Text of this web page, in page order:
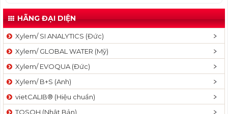
HÃNG ĐẠI DIỆN
Xylem/ SI ANALYTICS (Đức)
Xylem/ GLOBAL WATER (Mỹ)
Xylem/ EVOQUA (Đức)
Xylem/ B+S (Anh)
vietCALIB® (Hiệu chuẩn)
TOSOH (Nhật Bản)